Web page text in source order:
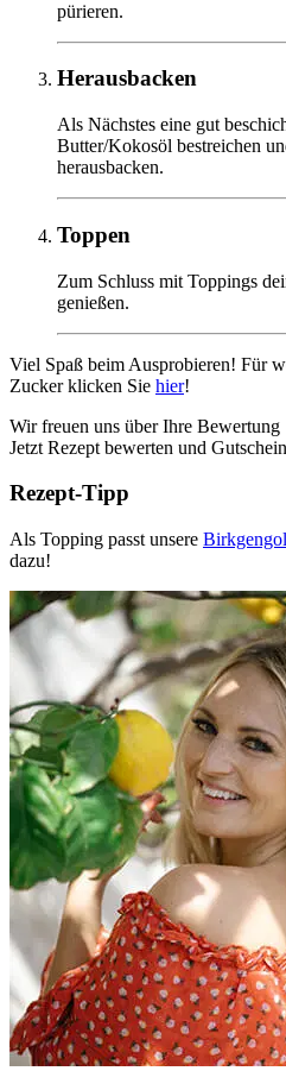
pürieren.
Herausbacken
Als Nächstes eine gut
Butter/Kokosöl bestreichen
herausbacken.
Toppen
Zum Schluss mit Toppings
genießen.
Viel Spaß beim Ausprobieren! Für
Zucker klicken Sie hier!
Wir freuen uns über Ihre Bewertung
Jetzt Rezept bewerten und
Rezept-Tipp
Als Topping passt unsere
dazu!